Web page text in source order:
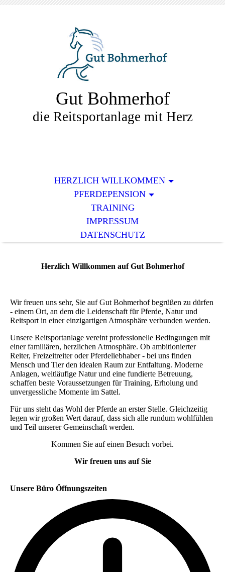
Gut Bohmerhof
die Reitsportanlage mit Herz
HERZLICH WILLKOMMEN
PFERDEPENSION
TRAINING
IMPRESSUM
DATENSCHUTZ
Herzlich Willkommen auf Gut Bohmerhof
Wir freuen uns sehr, Sie auf Gut Bohmerhof begrüßen zu dürfen
- einem Ort, an dem die Leidenschaft für Pferde, Natur und
Reitsport in einer einzigartigen Atmosphäre verbunden werden.
Unsere Reitsportanlage vereint professionelle Bedingungen mit
einer familiären, herzlichen Atmosphäre. Ob ambitionierter
Reiter, Freizeitreiter oder Pferdeliebhaber - bei uns finden
Mensch und Tier den idealen Raum zur Entfaltung. Moderne
Anlagen, weitläufige Natur und eine fundierte Betreuung,
schaffen beste Voraussetzungen für Training, Erholung und
unvergessliche Momente im Sattel.
Für uns steht das Wohl der Pferde an erster Stelle. Gleichzeitig
legen wir großen Wert darauf, dass sich alle rundum wohlfühlen
und Teil unserer Gemeinschaft werden.
Kommen Sie auf einen Besuch vorbei.
Wir freuen uns auf Sie
Unsere Büro Öffnungszeiten